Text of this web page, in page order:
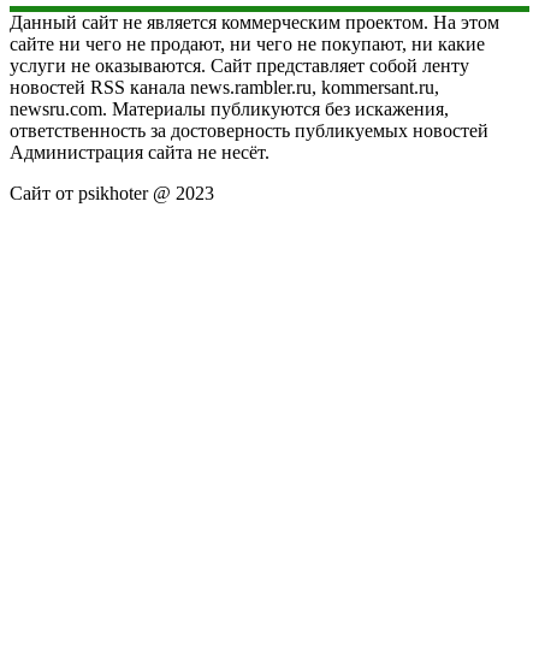
Данный сайт не является коммерческим проектом. На этом
сайте ни чего не продают, ни чего не покупают, ни какие
услуги не оказываются. Сайт представляет собой ленту
новостей RSS канала news.rambler.ru, kommersant.ru,
newsru.com. Материалы публикуются без искажения,
ответственность за достоверность публикуемых новостей
Администрация сайта не несёт.
Сайт от psikhoter @ 2023